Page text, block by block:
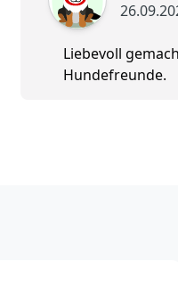
Liebevoll
Hundefreunde.